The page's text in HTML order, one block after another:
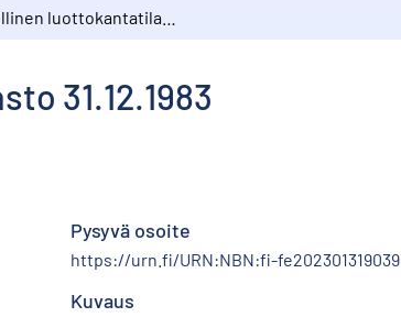
31.12.1983
Pysyvä osoite
https://urn.fi/URN:NBN:fi-fe202301319039
Kuvaus